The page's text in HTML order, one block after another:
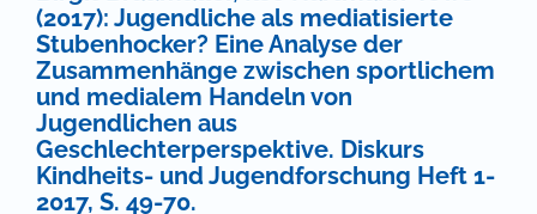
(2017): Jugendliche als mediatisierte
Stubenhocker? Eine Analyse der
Zusammenhänge zwischen sportlichem
und medialem Handeln von
Jugendlichen aus
Geschlechterperspektive. Diskurs
Kindheits- und Jugendforschung Heft 1-
2017, S. 49-70.